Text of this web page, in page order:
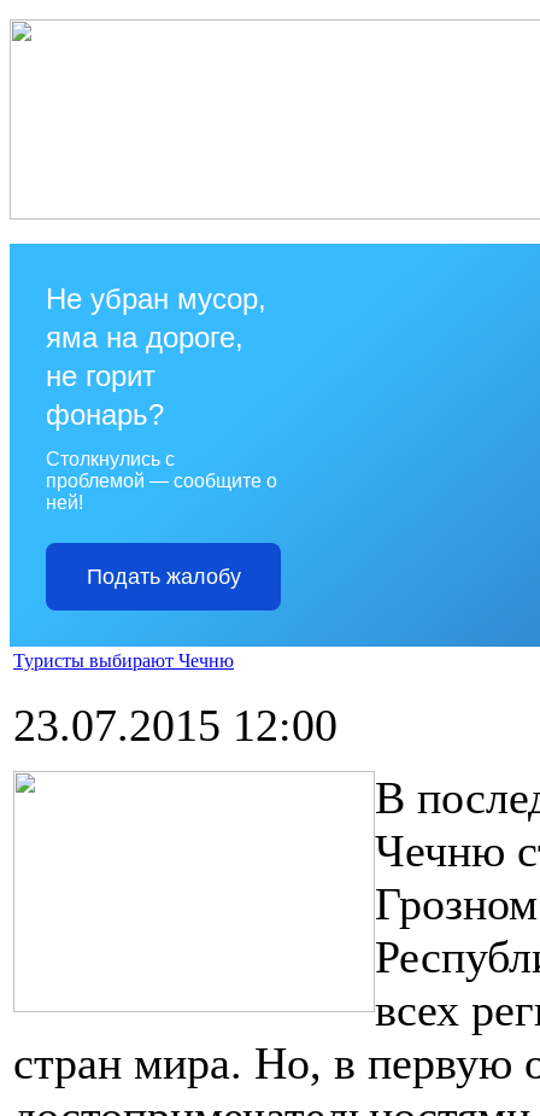
Не убран мусор,
яма на дороге,
не горит
фонарь?
Столкнулись с
проблемой — сообщите о
ней!
Подать жалобу
Туристы выбирают Чечню
23.07.2015 12:00
В
Чечню
всех
стран мира. Но, в первую